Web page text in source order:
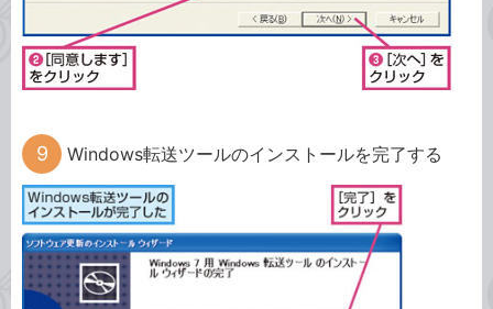
Windows転送ツールのインストールを完了する